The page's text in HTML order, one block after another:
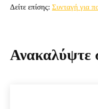
Δείτε επίσης: Συνταγή για
Ανακαλύψτε